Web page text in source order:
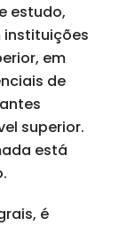
estudo,
instituições
em
de
superior.
está
é